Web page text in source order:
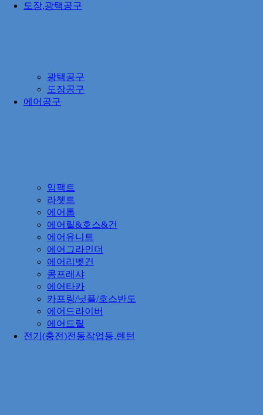
도장,광택공구
광택공구
도장공구
에어공구
임팩트
라쳇트
에어톱
에어릴&호스&건
에어유니트
에어그라인더
에어리벳건
콤프레샤
에어타카
카프링/닛플/호스반도
에어드라이버
에어드릴
전기(충전)전동작업등,렌턴